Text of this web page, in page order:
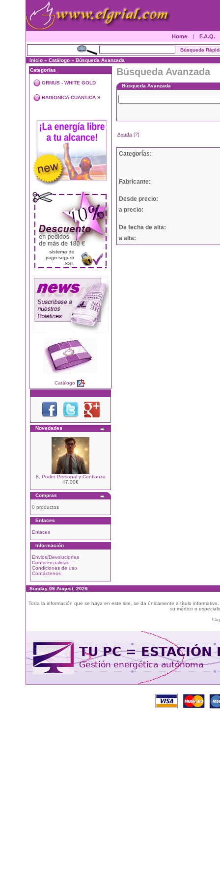
Home | F.A.Q.
Inicio » Catálogo » Búsqueda Avanzada
Categorias
ORMUS - WHITE GOLD
RADIONICA CUANTICA »
Catálogo
Novedades
8. Poder Personal y Confianza
47.00€
Compras
0 productos
Enlaces
Enlaces
Información
Envios/Devoluciones
Confidencialidad
Condiciones de uso
Contáctenos
Búsqueda Avanzada
Búsqueda Avanzada
Ayuda [?]
Categorías:
Fabricante:
Desde precio:
a precio:
De fecha de alta:
a alta:
Sunday 09 August, 2026
Toda la información que se haya en este site, se da únicamente a título
su médico o